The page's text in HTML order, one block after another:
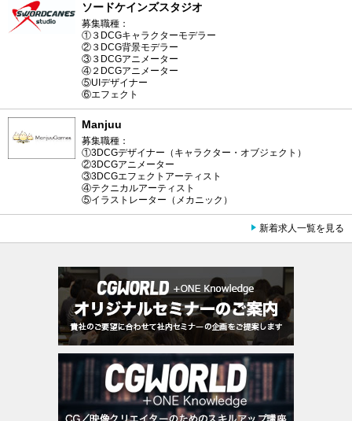
ソードケインズスタジオ
募集職種：
①３DCGキャラクターモデラー
②３DCG背景モデラー
③３DCGアニメーター
④２DCGアニメーター
⑤UIデザイナー
⑥エフェクト
Manjuu
募集職種：
①3DCGデザイナー（キャラクター・オブジェクト）
②3DCGアニメーター
③3DCGエフェクトアーティスト
④テクニカルアーティスト
⑤イラストレーター（メカニック）
新着求人一覧を見る